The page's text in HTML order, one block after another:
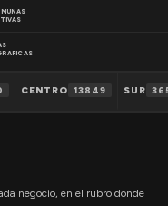
CENTRO 13849 SUR
negocio, en el rubro donde